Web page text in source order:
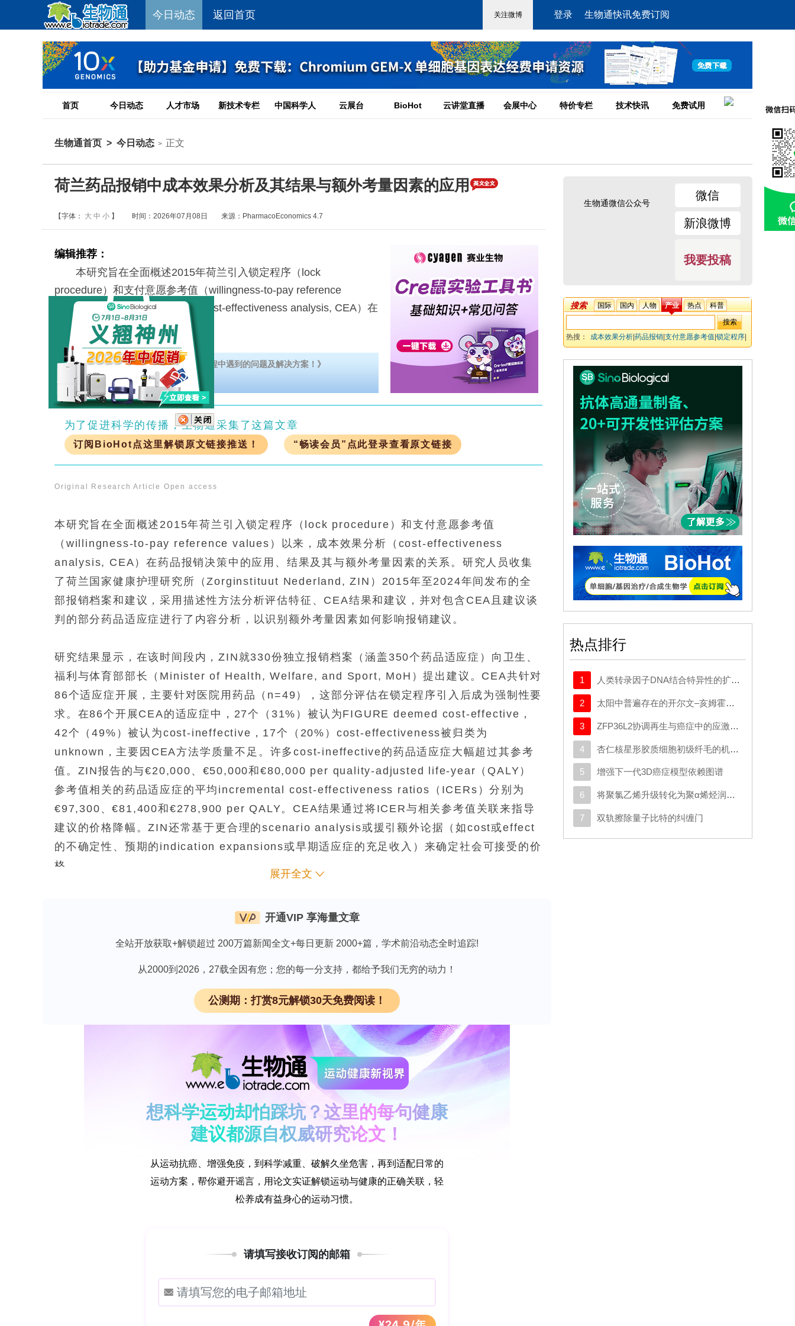
今日动态 返回首页 登录 生物通快讯免费订阅
首页 今日动态 人才市场 新技术专栏 中国科学人 云展台 BioHot 云讲堂直播 会展中心 特价专栏 技术快讯 免费试用
生物通首页 > 今日动态 > 正文
荷兰药品报销中成本效果分析及其结果与额外考量因素的应用
【字体： 大 中 小 】 时间：2026年07月08日 来源：PharmacoEconomics 4.7
编辑推荐：
本研究旨在全面概述2015年荷兰引入锁定程序（lock
procedure）和支付意愿参考值（willingness-to-pay reference
values）以来，成本效果分析（cost-effectiveness analysis, CEA）在
药品报
欢迎免费下载技术干货《重组蛋白表达过程中遇到的问题及解决方案！》
为了促进科学的传播，生物通采集了这篇文章
订阅BioHot点这里解锁原文链接推送！ “畅读会员”点此登录查看原文链接
Original Research Article Open access
本研究旨在全面概述2015年荷兰引入锁定程序（lock procedure）和支付意愿参考值
（willingness-to-pay reference values）以来，成本效果分析（cost-effectiveness
analysis, CEA）在药品报销决策中的应用、结果及其与额外考量因素的关系。研究人员收集
了荷兰国家健康护理研究所（Zorginstituut Nederland, ZIN）2015年至2024年间发布的全
部报销档案和建议，采用描述性方法分析评估特征、CEA结果和建议，并对包含CEA且建议谈
判的部分药品适应症进行了内容分析，以识别额外考量因素如何影响报销建议。
研究结果显示，在该时间段内，ZIN就330份独立报销档案（涵盖350个药品适应症）向卫生、
福利与体育部部长（Minister of Health, Welfare, and Sport, MoH）提出建议。CEA共针对
86个适应症开展，主要针对医院用药品（n=49），这部分评估在锁定程序引入后成为强制性要
求。在86个开展CEA的适应症中，27个（31%）被认为FIGURE deemed cost-effective，
42个（49%）被认为cost-ineffective，17个（20%）cost-effectiveness被归类为
unknown，主要因CEA方法学质量不足。许多cost-ineffective的药品适应症大幅超过其参考
值。ZIN报告的与€20,000、€50,000和€80,000 per quality-adjusted life-year（QALY）
参考值相关的药品适应症的平均incremental cost-effectiveness ratios（ICERs）分别为
€97,300、€81,400和€278,900 per QALY。CEA结果通过将ICER与相关参考值关联来指导
建议的价格降幅。ZIN还常基于更合理的scenario analysis或援引额外论据（如cost或effect
的不确定性、预期的indication expansions或早期适应症的充足收入）来确定社会可接受的价
格。
谈判锚点而非严格的报销cut-off points。额外考量因素（如长期效果不确定性和治疗格局的预
期变化）经常被与cost-effectiveness一并援引，以论证进一步降价。
性及预算约束下其他类型医疗服务被挤占风险的担忧。在此背景下，成本效果分析作为一种结
构化政策工具，通过比较新药与现有标准治疗方案的增量成本与健康效益，为优化资源配置提
供了重要依据。然而，各国在CEA的正式角色及其结果与其他标准的权衡方式上存在显著差
异。荷兰于2015年实施了两项重要政策改革——引入支付意愿参考值和锁定程序，前者为不同
疾病严重程度设定了阶梯式最高支付意愿标准，后者则对高预算影响的医院用药品实施临时报
销冻结以待评估和价格谈判完成，这些变革深刻重塑了药品报销决策流程并扩展了CEA的应用
范围。正是为了系统审视这些改革十年来的实施效果，研究人员开展了本项研究，论文发表于
《PharmacoEconomics》。
义翘神州抗体开发完整解决方案，覆盖从抗体开发到临床研究全流程>>欢迎下载详细技术资料
研究人员采用定量与定性相结合的方法，全面收集并分析了ZIN在2015年至2024年间发布的
议，同时对60个兼具CEA和谈判建议的适应症进行内容分析，归纳额外考量因素的类别与作用
展开全文
开通VIP 享海量文章
全站开放获取+解锁超过 200万篇新闻全文+每日更新 2000+篇，学术前沿动态全时追踪!
从2000到2026，27载全因有您；您的每一分支持，都给予我们无穷的动力！
公测期：打赏8元解锁30天免费阅读！
生物通微信公众号
微信
新浪微博
我要投稿
搜索 国际 国内 人物 产业 热点 科普
热搜： 成本效果分析 药品报销 支付意愿参考值 锁定程序
预算影响
热点排行
1 人类转录因子DNA结合特异性的扩展密码本
2 太阳中普遍存在的开尔文–亥姆霍兹不稳定性驱动等离子体混合
3 ZFP36L2协调再生与癌症中的应激适应性可塑性
4 杏仁核星形胶质细胞初级纤毛的机制与应激行为密切相关。
5 增强下一代3D癌症模型依赖图谱
6 将聚氯乙烯升级转化为聚α烯烃润滑剂
7 双轨擦除量子比特的纠缠门